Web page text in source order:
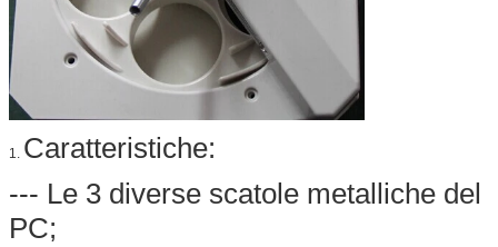
1. Caratteristiche:
--- Le 3 diverse scatole metalliche del
PC;